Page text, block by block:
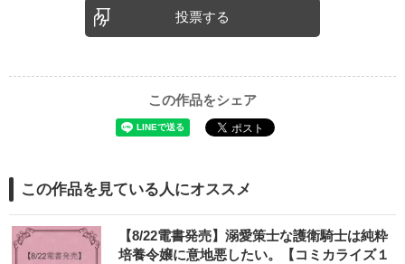
投票する
この作品をシェア
この作品を見ている人にオススメ
【8/22電書発売】溺愛策士な護衛騎士は純粋
培養令嬢に意地悪したい。【コミカライズ１